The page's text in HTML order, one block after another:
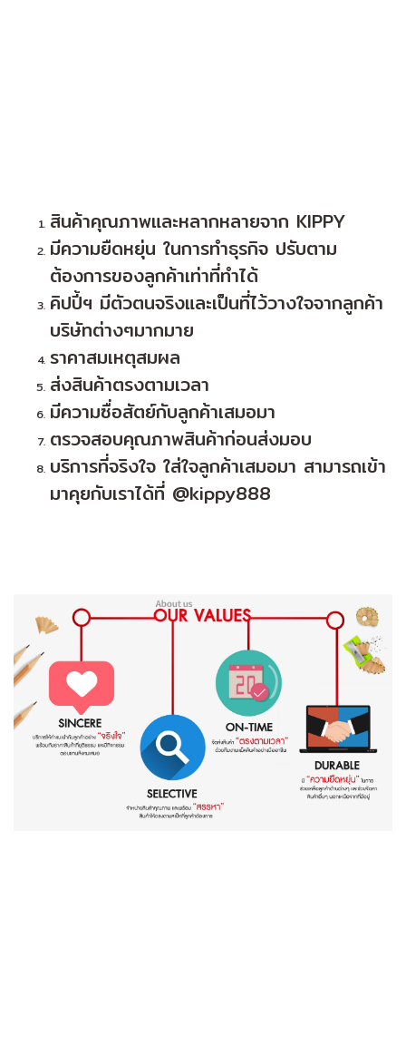
สินค้าคุณภาพและหลากหลายจาก KIPPY
มีความยืดหยุ่น ในการทำธุรกิจ ปรับตาม
ต้องการของลูกค้าเท่าที่ทำได้
คิปปี้ฯ มีตัวตนจริงและเป็นที่ไว้วางใจจากลูกค้า
บริษัทต่างๆมากมาย
ราคาสมเหตุสมผล
ส่งสินค้าตรงตามเวลา
มีความซื่อสัตย์กับลูกค้าเสมอมา
ตรวจสอบคุณภาพสินค้าก่อนส่งมอบ
บริการที่จริงใจ ใส่ใจลูกค้าเสมอมา สามารถเข้า
มาคุยกับเราได้ที่ @kippy888